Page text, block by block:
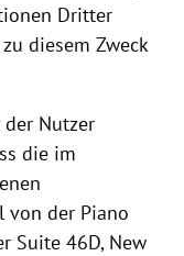
Dritter
diesem Zweck
Nutzer
die im
von der Piano
Suite 46D, New